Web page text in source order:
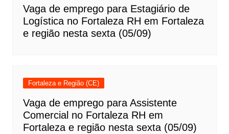
Vaga de emprego para Estagiário de
Logística no Fortaleza RH em Fortaleza
e região nesta sexta (05/09)
Fortaleza e Região (CE)
Vaga de emprego para Assistente
Comercial no Fortaleza RH em
Fortaleza e região nesta sexta (05/09)